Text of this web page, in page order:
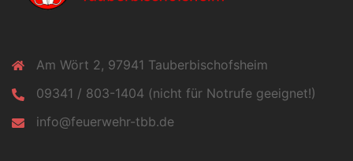
Am Wört 2, 97941 Tauberbischofsheim
09341 / 803-1404 (nicht für Notrufe geeignet!)
info@feuerwehr-tbb.de